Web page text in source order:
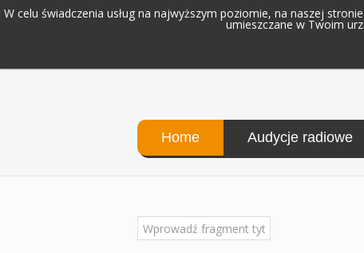
W celu świadczenia usług na najwyższym poziomie, na naszej
umieszczane w Twoim
Home Audycje radiowe